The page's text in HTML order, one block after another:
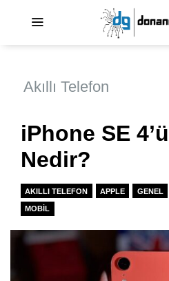
Akıllı Telefon
iPhone SE
Nedir?
AKILLI TELEFON APPLE GENEL
MOBIL